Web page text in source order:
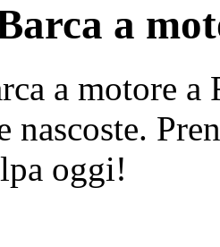
a
a motore
nascoste.
oggi!